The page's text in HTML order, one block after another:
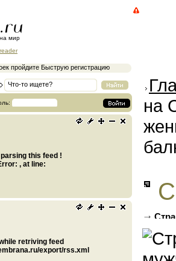
мир
пройдите Быструю регистрацию
this feed !
, at line:
retriving feed
export/rss.xml
на
труп и